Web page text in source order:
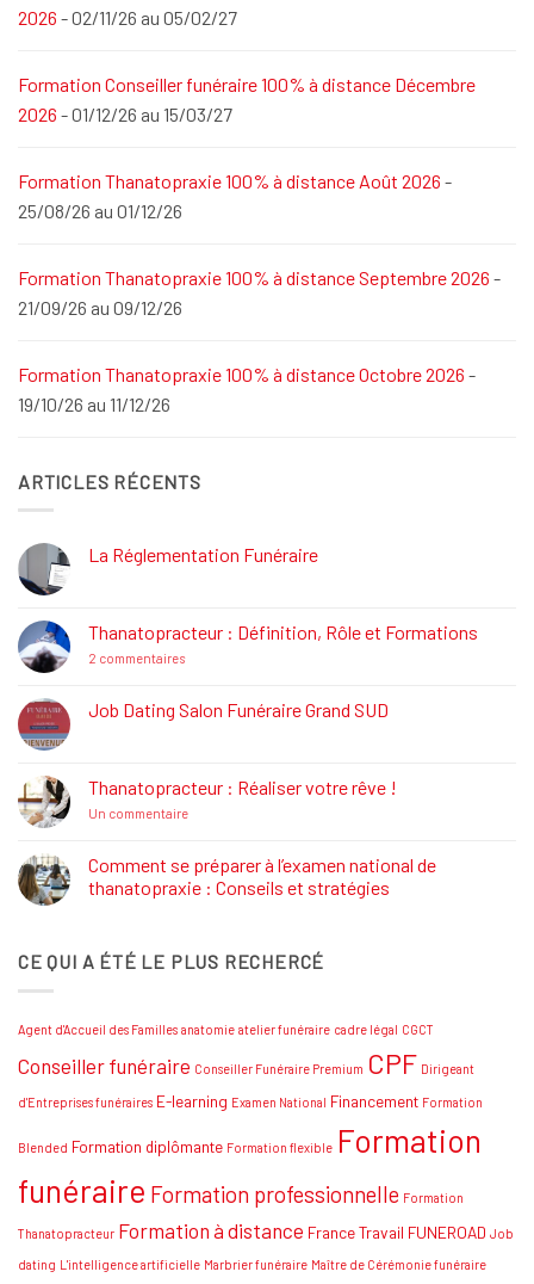
2026 - 02/11/26 au 05/02/27
Formation Conseiller funéraire 100% à distance Décembre
2026 - 01/12/26 au 15/03/27
Formation Thanatopraxie 100% à distance Août 2026 -
25/08/26 au 01/12/26
Formation Thanatopraxie 100% à distance Septembre 2026 -
21/09/26 au 09/12/26
Formation Thanatopraxie 100% à distance Octobre 2026 -
19/10/26 au 11/12/26
ARTICLES RÉCENTS
La Réglementation Funéraire
La
Réglementation
Funéraire
Thanatopracteur : Définition, Rôle et Formations
2 commentairessur
Définition,
Rôle
Job Dating Salon Funéraire Grand SUD
Job
Dating
Salon
SUD
Thanatopracteur : Réaliser votre rêve !
Un commentairesur
Réaliser
votre
rêve
Comment se préparer à l’examen national de
thanatopraxie : Conseils et stratégies
Comment
se
national
thanatopraxie
Conseils
CE QUI A ÉTÉ LE PLUS RECHERCÉ
Agent d'Accueil des Familles anatomie atelier funéraire cadre légal CGCT
Conseiller funéraire Conseiller Funéraire Premium CPF Dirigeant
d'Entreprises funéraires E-learning Examen National Financement Formation
Blended Formation diplômante Formation flexible Formation
funéraire Formation professionnelle Formation
Thanatopracteur Formation à distance France Travail FUNEROAD Job
dating L'intelligence artificielle Marbrier funéraire Maître de Cérémonie funéraire